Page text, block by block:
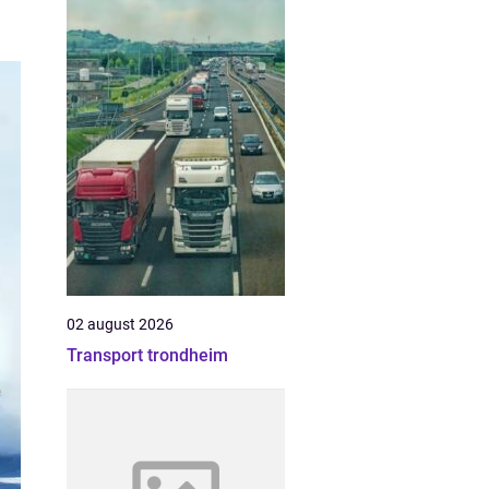
02 august 2026
Transport trondheim